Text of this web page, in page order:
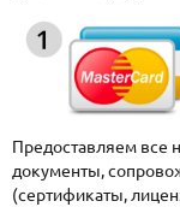
Предоставляем все
документы,
(сертификаты,